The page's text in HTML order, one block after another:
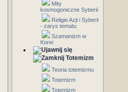
Mity
kosmogoniczne Syberii
Religie Azji i Syberii
- zarys tematu
Szamanizm w
Korei
Totemizm
Teoria totemizmu
Totemizm
Totemizm